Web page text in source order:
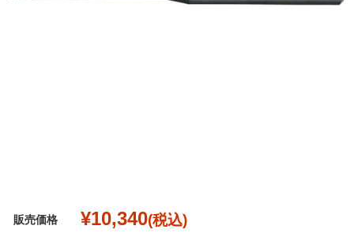
販売価格 ¥10,340(税込)